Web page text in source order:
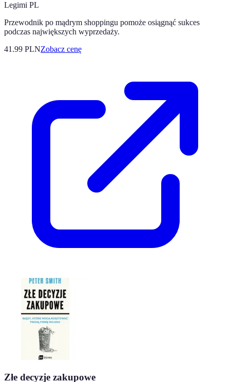
Legimi PL
Przewodnik po mądrym shoppingu pomoże osiągnąć sukces
podczas największych wyprzedaży.
41.99 PLNZobacz cenę
Złe decyzje zakupowe